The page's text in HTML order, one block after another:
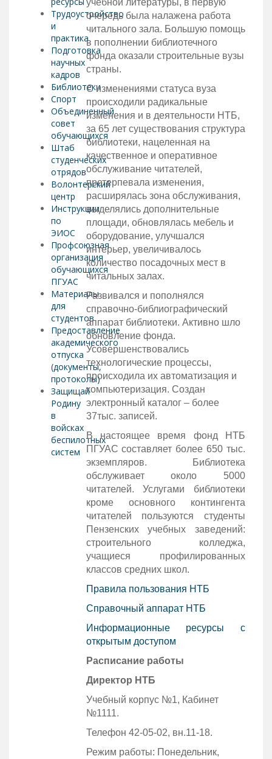
Трудоустройство
и
практика
Подготовка
научных
кадров
Библиотеки
Спорт
Объединенный
совет
обучающихся
Штаб
студенческих
отрядов
Волонтерский
центр
Инструкции
по
ЭИОС
Профсоюзная
организация
обучающихся
ПГУАС
Материалы
для
студентов
Предоставление
академического
отпуска
(документы,
протоколы)
Защищай
Родину
в
войсках
беспилотных
систем
очередь была налажена работа
читального зала. Большую помощь
в пополнении библиотечного
фонда оказали строительные вузы
страны.
С изменениями статуса вуза
происходили радикальные
изменения и в деятельности НТБ,
за 65 лет существования структура
библиотеки, нацеленная на
качественное и оперативное
обслуживание читателей,
претерпевала изменения,
расширялась зона обслуживания,
выделялись дополнительные
площади, обновлялась мебель и
оборудование, улучшался
интерьер, увеличивалось
количество посадочных мест в
читальных залах.
Развивался и пополнялся
справочно-библиографический
аппарат библиотеки. Активно шло
обновление фонда.
Усовершенствовались
технологические процессы,
происходила их автоматизация и
компьютеризация. Создан
электронный каталог – более
37тыс. записей.
В настоящее время фонд НТБ
ПГУАС составляет более 650 тыс.
экземпляров. Библиотека
обслуживает около 5000
читателей. Услугами библиотеки
кроме основного контингента
читателей пользуются студенты
Пензенских учебных заведений:
строительного колледжа,
учащиеся профилированных
классов средних школ.
Правила пользования НТБ
Справочный аппарат НТБ
Информационные ресурсы с
открытым доступом
Расписание работы
Директор НТБ
Учебный корпус №1, Кабинет
№1111.
Телефон 42-05-02, вн.11-18.
Режим работы: Понедельник,